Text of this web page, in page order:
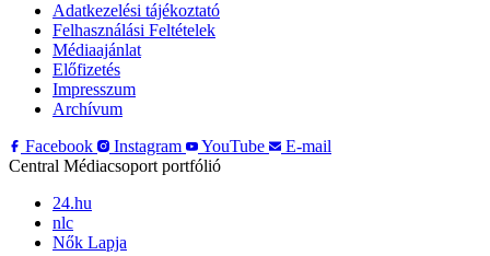
Adatkezelési tájékoztató
Felhasználási Feltételek
Médiaajánlat
Előfizetés
Impresszum
Archívum
Facebook
Instagram YouTube
E-mail
Central Médiacsoport portfólió
24.hu
nlc
Nők Lapja